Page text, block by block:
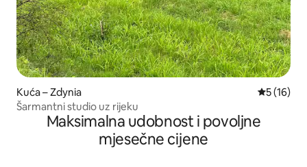
Kuća – Zdynia Prosječna
5 (16)
Šarmantni studio uz rijeku
Maksimalna udobnost i povoljne
mjesečne cijene